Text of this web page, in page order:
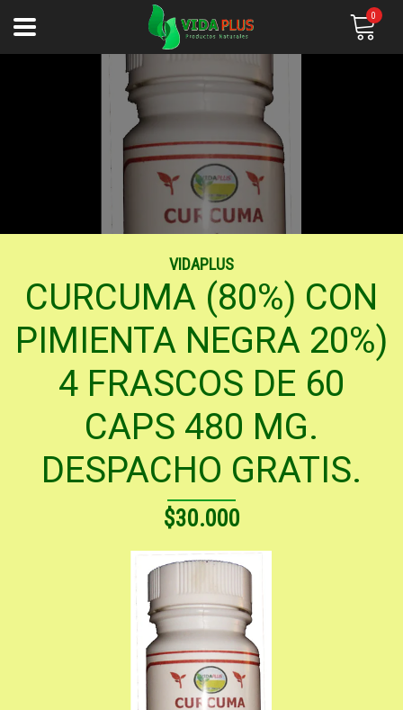
0
VIDAPLUS
CURCUMA (80%) CON
PIMIENTA NEGRA 20%)
4 FRASCOS DE 60
CAPS 480 MG.
DESPACHO GRATIS.
$30.000